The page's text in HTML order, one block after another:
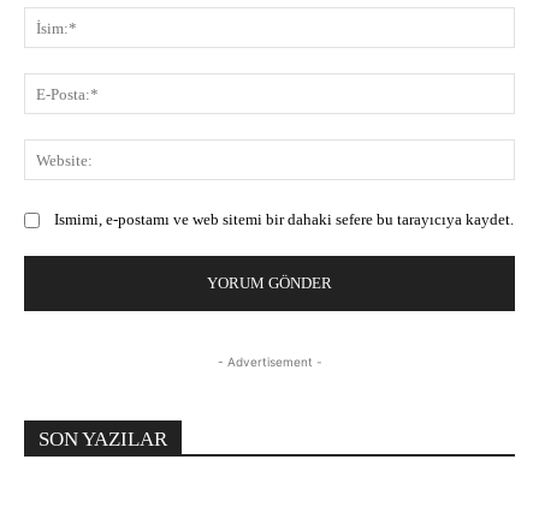
Ismimi, e-postamı ve web sitemi bir dahaki sefere bu tarayıcıya kaydet.
- Advertisement -
SON YAZILAR